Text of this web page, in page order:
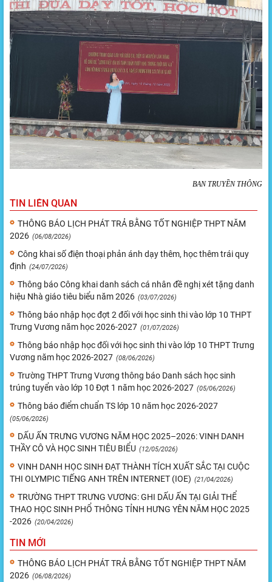
BAN TRUYỀN THÔNG
TIN LIÊN QUAN
THÔNG BÁO LỊCH PHÁT TRẢ BẰNG TỐT NGHIỆP THPT NĂM
2026 (06/08/2026)
Công khai số điện thoại phản ánh dạy thêm, học thêm trái quy
định (24/07/2026)
Thông báo Công khai danh sách cá nhân đề nghị xét tặng danh
hiệu Nhà giáo tiêu biểu năm 2026 (03/07/2026)
Thông báo nhập học đợt 2 đối với học sinh thi vào lớp 10 THPT
Trưng Vương năm học 2026-2027 (01/07/2026)
Thông báo nhập học đối với học sinh thi vào lớp 10 THPT Trưng
Vương năm học 2026-2027 (08/06/2026)
Trường THPT Trưng Vương thông báo Danh sách học sinh
trúng tuyển vào lớp 10 Đợt 1 năm học 2026-2027 (05/06/2026)
Thông báo điểm chuẩn TS lớp 10 năm học 2026-2027
(05/06/2026)
DẤU ẤN TRƯNG VƯƠNG NĂM HỌC 2025–2026: VINH DANH
THẦY CÔ VÀ HỌC SINH TIÊU BIỂU (12/05/2026)
VINH DANH HỌC SINH ĐẠT THÀNH TÍCH XUẤT SẮC TẠI CUỘC
THI OLYMPIC TIẾNG ANH TRÊN INTERNET (IOE) (21/04/2026)
TRƯỜNG THPT TRƯNG VƯƠNG: GHI DẤU ẤN TẠI GIẢI THỂ
THAO HỌC SINH PHỔ THÔNG TỈNH HƯNG YÊN NĂM HỌC 2025
-2026 (20/04/2026)
TIN MỚI
THÔNG BÁO LỊCH PHÁT TRẢ BẰNG TỐT NGHIỆP THPT NĂM
2026 (06/08/2026)